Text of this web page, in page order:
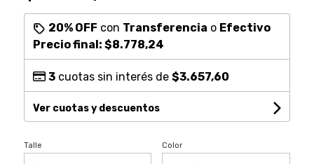
20% OFF con Transferencia o Efectivo
Precio final: $8.778,24
3cuotas sin interés de $3.657,60
Ver cuotas y descuentos
Talle Color